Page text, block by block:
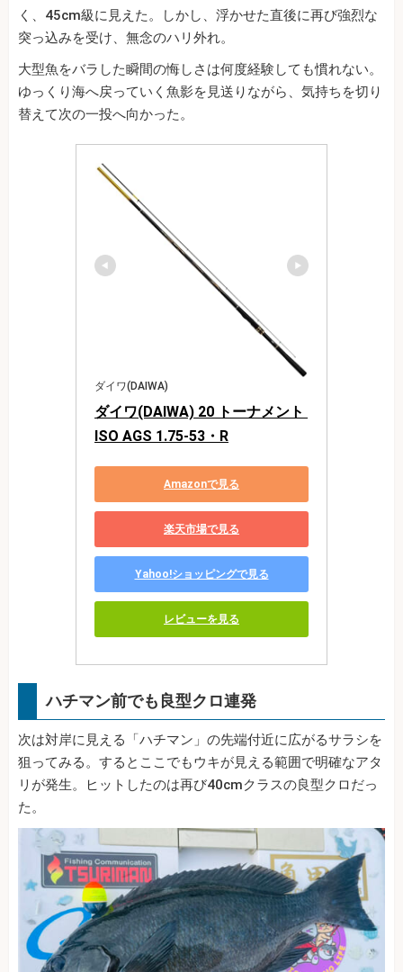
く、45cm級に見えた。しかし、浮かせた直後に再び強烈な
突っ込みを受け、無念のハリ外れ。
大型魚をバラした瞬間の悔しさは何度経験しても慣れない。
ゆっくり海へ戻っていく魚影を見送りながら、気持ちを切り
替えて次の一投へ向かった。
ダイワ(DAIWA)
ダイワ(DAIWA) 20 トーナメント
ISO AGS 1.75-53・R
Amazonで見る
楽天市場で見る
Yahoo!ショッピングで見る
レビューを見る
ハチマン前でも良型クロ連発
次は対岸に見える「ハチマン」の先端付近に広がるサラシを
狙ってみる。するとここでもウキが見える範囲で明確なアタ
リが発生。ヒットしたのは再び40cmクラスの良型クロだっ
た。